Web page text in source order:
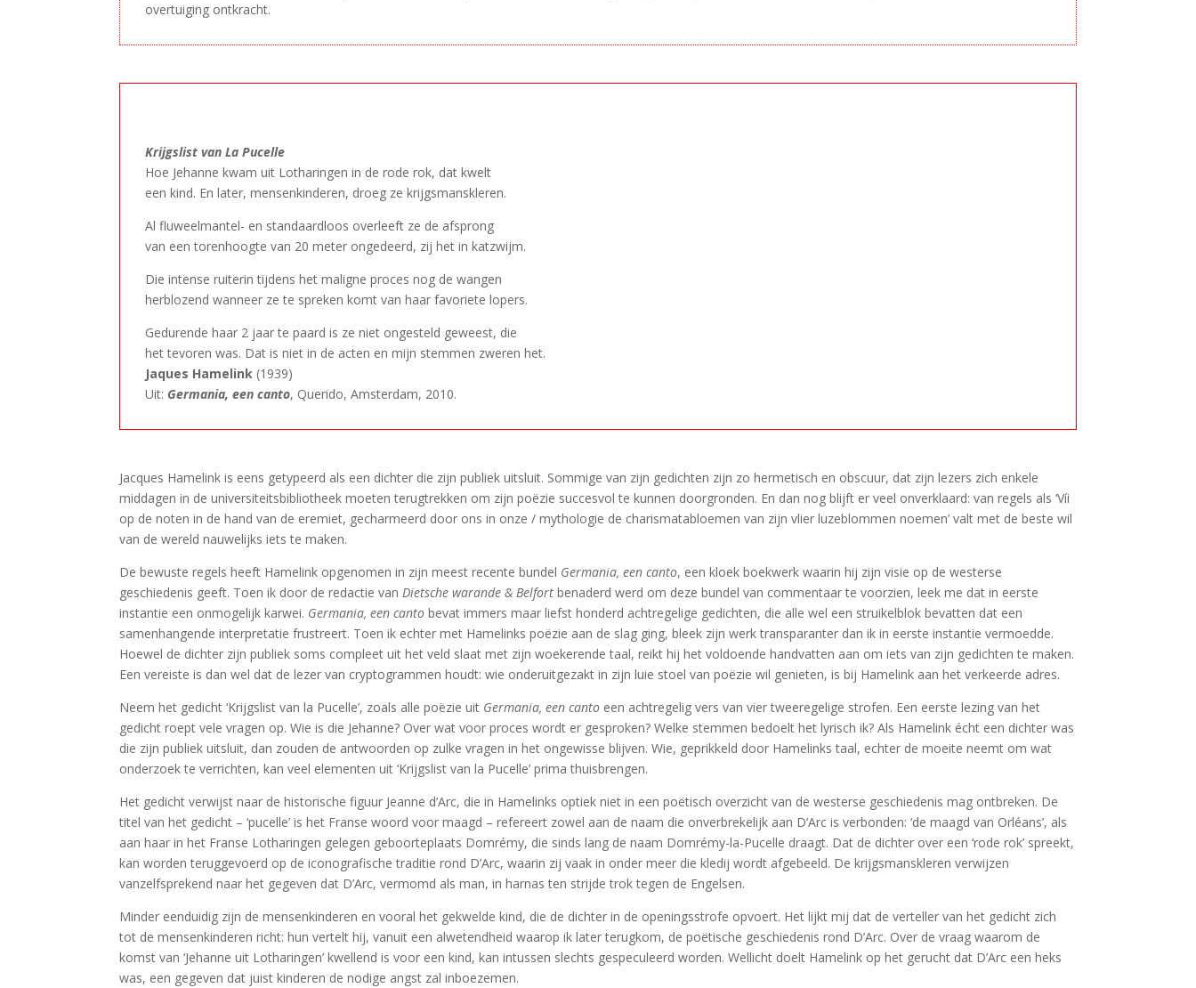
overtuiging ontkracht.
Krijgslist van La Pucelle
Hoe Jehanne kwam uit Lotharingen in de rode rok, dat kwelt
een kind. En later, mensenkinderen, droeg ze krijgsmanskleren.
Al fluweelmantel- en standaardloos overleeft ze de afsprong
van een torenhoogte van 20 meter ongedeerd, zij het in katzwijm.
Die intense ruiterin tijdens het maligne proces nog de wangen
herblozend wanneer ze te spreken komt van haar favoriete lopers.
Gedurende haar 2 jaar te paard is ze niet ongesteld geweest, die
het tevoren was. Dat is niet in de acten en mijn stemmen zweren het.
Jaques Hamelink (1939)
Uit: Germania, een canto, Querido, Amsterdam, 2010.
Jacques Hamelink is eens getypeerd als een dichter die zijn publiek uitsluit. Sommige van zijn gedichten zijn zo hermetisch en obscuur, dat zijn lezers zich enkele
middagen in de universiteitsbibliotheek moeten terugtrekken om zijn poëzie succesvol te kunnen doorgronden. En dan nog blijft er veel onverklaard: van regels als ‘Víi
op de noten in de hand van de eremiet, gecharmeerd door ons in onze / mythologie de charismatabloemen van zijn vlier luzeblommen noemen’ valt met de beste wil
van de wereld nauwelijks iets te maken.
De bewuste regels heeft Hamelink opgenomen in zijn meest recente bundel Germania, een canto, een kloek boekwerk waarin hij zijn visie op de westerse
geschiedenis geeft. Toen ik door de redactie vanDietsche warande & Belfort benaderd werd om deze bundel van commentaar te voorzien, leek me dat in eerste
instantie een onmogelijk karwei. Germania, een canto bevat immers maar liefst honderd achtregelige gedichten, die alle wel een struikelblok bevatten dat een
samenhangende interpretatie frustreert. Toen ik echter met Hamelinks poëzie aan de slag ging, bleek zijn werk transparanter dan ik in eerste instantie vermoedde.
Hoewel de dichter zijn publiek soms compleet uit het veld slaat met zijn woekerende taal, reikt hij het voldoende handvatten aan om iets van zijn gedichten te maken.
Een vereiste is dan wel dat de lezer van cryptogrammen houdt: wie onderuitgezakt in zijn luie stoel van poëzie wil genieten, is bij Hamelink aan het verkeerde adres.
Neem het gedicht ‘Krijgslist van la Pucelle’, zoals alle poëzie uit Germania, een canto een achtregelig vers van vier tweeregelige strofen. Een eerste lezing van het
gedicht roept vele vragen op. Wie is die Jehanne? Over wat voor proces wordt er gesproken? Welke stemmen bedoelt het lyrisch ik? Als Hamelink écht een dichter was
die zijn publiek uitsluit, dan zouden de antwoorden op zulke vragen in het ongewisse blijven. Wie, geprikkeld door Hamelinks taal, echter de moeite neemt om wat
onderzoek te verrichten, kan veel elementen uit ‘Krijgslist van la Pucelle’ prima thuisbrengen.
Het gedicht verwijst naar de historische figuur Jeanne d’Arc, die in Hamelinks optiek niet in een poëtisch overzicht van de westerse geschiedenis mag ontbreken. De
titel van het gedicht – ‘pucelle’ is het Franse woord voor maagd – refereert zowel aan de naam die onverbrekelijk aan D’Arc is verbonden: ‘de maagd van Orléans’, als
aan haar in het Franse Lotharingen gelegen geboorteplaats Domrémy, die sinds lang de naam Domrémy-la-Pucelle draagt. Dat de dichter over een ‘rode rok’ spreekt,
kan worden teruggevoerd op de iconografische traditie rond D’Arc, waarin zij vaak in onder meer die kledij wordt afgebeeld. De krijgsmanskleren verwijzen
vanzelfsprekend naar het gegeven dat D’Arc, vermomd als man, in harnas ten strijde trok tegen de Engelsen.
Minder eenduidig zijn de mensenkinderen en vooral het gekwelde kind, die de dichter in de openingsstrofe opvoert. Het lijkt mij dat de verteller van het gedicht zich
tot de mensenkinderen richt: hun vertelt hij, vanuit een alwetendheid waarop ik later terugkom, de poëtische geschiedenis rond D’Arc. Over de vraag waarom de
komst van ‘Jehanne uit Lotharingen’ kwellend is voor een kind, kan intussen slechts gespeculeerd worden. Wellicht doelt Hamelink op het gerucht dat D’Arc een heks
was, een gegeven dat juist kinderen de nodige angst zal inboezemen.